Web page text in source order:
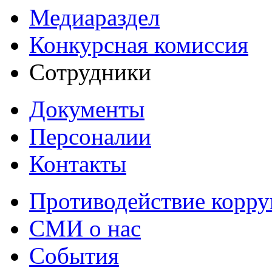
Медиараздел
Конкурсная комиссия
Сотрудники
Документы
Персоналии
Контакты
Противодействие
СМИ о нас
События